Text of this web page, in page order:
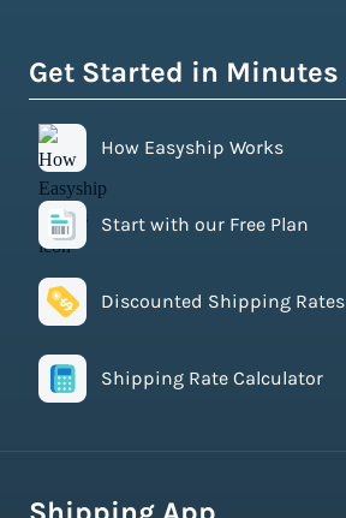
Get Started in Minutes
How Easyship Works
Start with our Free Plan
Discounted Shipping Rates
Shipping Rate Calculator